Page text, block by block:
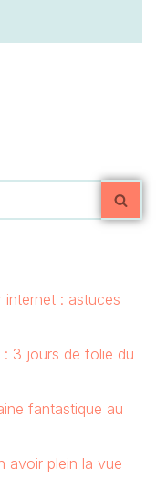
internet : astuces
: 3 jours de folie du
fantastique au
avoir plein la vue